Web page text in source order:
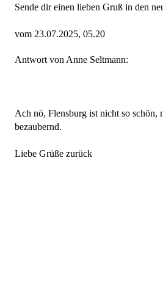
Sende dir einen lieben Gruß in den
vom 23.07.2025, 05.20
Antwort von Anne Seltmann:
Ach nö, Flensburg ist nicht so schön,
bezaubernd.
Liebe Grüße zurück